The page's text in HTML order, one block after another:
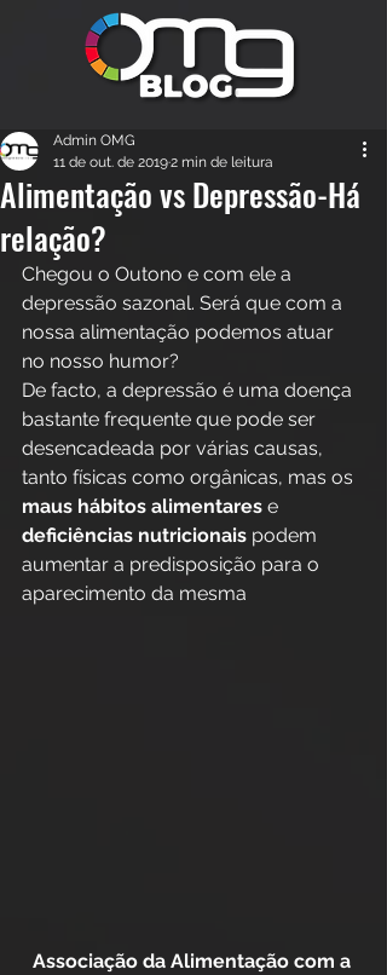
Alimentação vs Depressão-Há
relação?
Admin OMG
11 de out. de 20192 min de leitura
Chegou o Outono e com ele a
depressão sazonal. Será que com a
nossa alimentação podemos atuar
no nosso humor?
De facto, a depressão é uma doença
bastante frequente que pode ser
desencadeada por várias causas,
tanto físicas como orgânicas, mas os
maus hábitos alimentares e
deficiências nutricionais podem
aumentar a predisposição para o
aparecimento da mesma
Associação da Alimentação com a